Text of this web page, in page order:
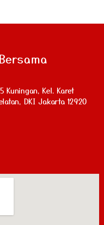
Kuningan, Kel. Karet
DKI Jakarta 12920